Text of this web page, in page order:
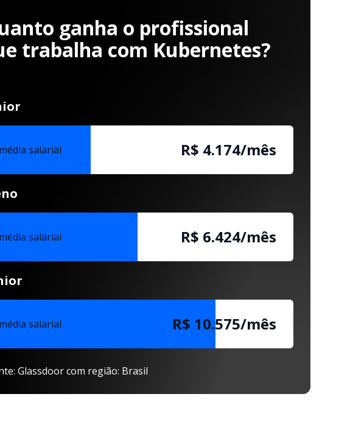
ganha o profissional
trabalha com Kubernetes?
média salarial R$ 4.180/mês
média salarial R$ 6.430/mês
média salarial R$ 10.581/mês
Glassdoor com região: Brasil